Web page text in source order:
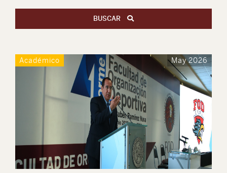
BUSCAR
Académico May 2026